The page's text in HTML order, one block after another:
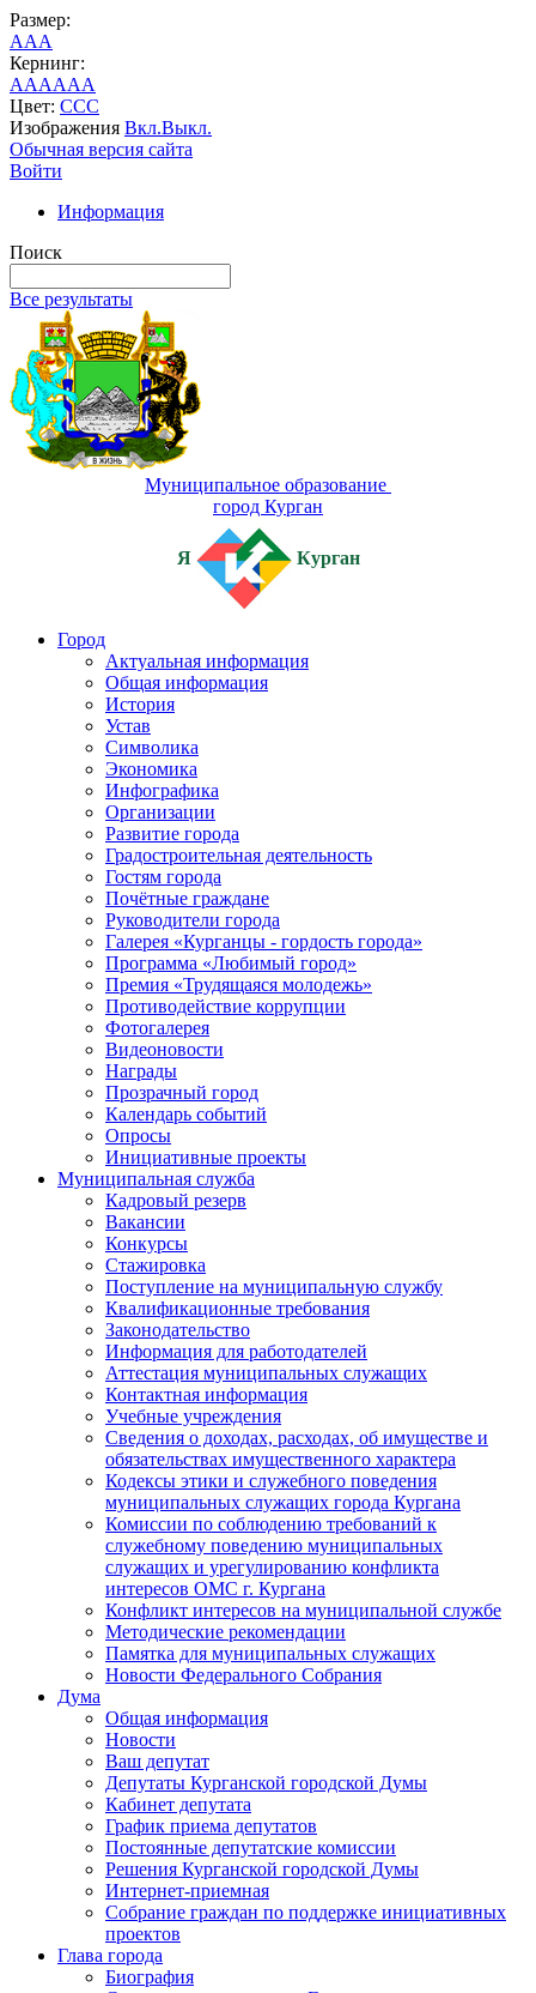
Размер:
AAA
Кернинг:
AAAAAA
Цвет: CCC
Изображения Вкл.Выкл.
Обычная версия сайта
Войти
Информация
Поиск
Все результаты
Муниципальное образование
город Курган
Я Курган
Город
Актуальная информация
Общая информация
История
Устав
Символика
Экономика
Инфографика
Организации
Развитие города
Градостроительная деятельность
Гостям города
Почётные граждане
Руководители города
Галерея «Курганцы - гордость города»
Программа «Любимый город»
Премия «Трудящаяся молодежь»
Противодействие коррупции
Фотогалерея
Видеоновости
Награды
Прозрачный город
Календарь событий
Опросы
Инициативные проекты
Муниципальная служба
Кадровый резерв
Вакансии
Конкурсы
Стажировка
Поступление на муниципальную службу
Квалификационные требования
Законодательство
Информация для работодателей
Аттестация муниципальных служащих
Контактная информация
Учебные учреждения
Сведения о доходах, расходах, об имуществе и
обязательствах имущественного характера
Кодексы этики и служебного поведения
муниципальных служащих города Кургана
Комиссии по соблюдению требований к
служебному поведению муниципальных
служащих и урегулированию конфликта
интересов ОМС г. Кургана
Конфликт интересов на муниципальной службе
Методические рекомендации
Памятка для муниципальных служащих
Новости Федерального Cобрания
Дума
Общая информация
Новости
Ваш депутат
Депутаты Курганской городской Думы
Кабинет депутата
График приема депутатов
Постоянные депутатские комиссии
Решения Курганской городской Думы
Интернет-приемная
Собрание граждан по поддержке инициативных
проектов
Глава города
Биография